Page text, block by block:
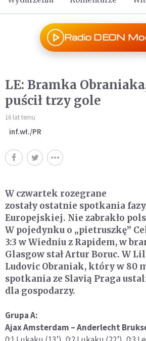
Radio DEON
LE: Bramka
puścił trzy gole
16 lat temu
inf.wł./PR
W czwartek rozegrane
zostały ostatnie spotkania
Europejskiej. Nie zabrakło
W pojedynku o „pietruszkę”
3:3 w Wiedniu z Rapidem, w
Glasgow stał Artur Boruc. W
Ludovic Obraniak, który w 80
spotkania ze Slavią Praga
dla gospodarzy.
Grupa A:
Ajax Amsterdam – Anderlecht